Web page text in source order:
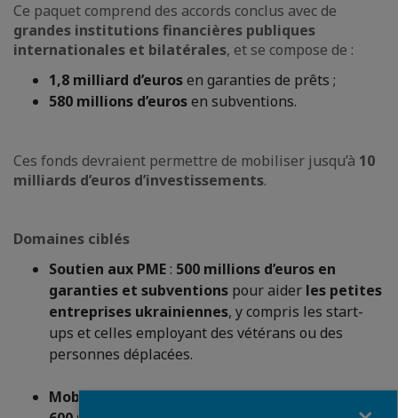
Ce paquet comprend des accords conclus avec de
grandes institutions financières publiques
internationales et bilatérales, et se compose de :
1,8 milliard d’eurosen garanties de prêts ;
580 millions d’eurosen subventions.
Ces fonds devraient permettre de mobiliser jusqu’à 10
milliards d’euros d’investissements.
Domaines ciblés
Soutien aux PME: 500 millions d’euros en
garanties et subventions pour aider les petites
entreprises ukrainiennes, y compris les start-
ups et celles employant des vétérans ou des
personnes déplacées.
Mobilisation d’investissements stratégiques: